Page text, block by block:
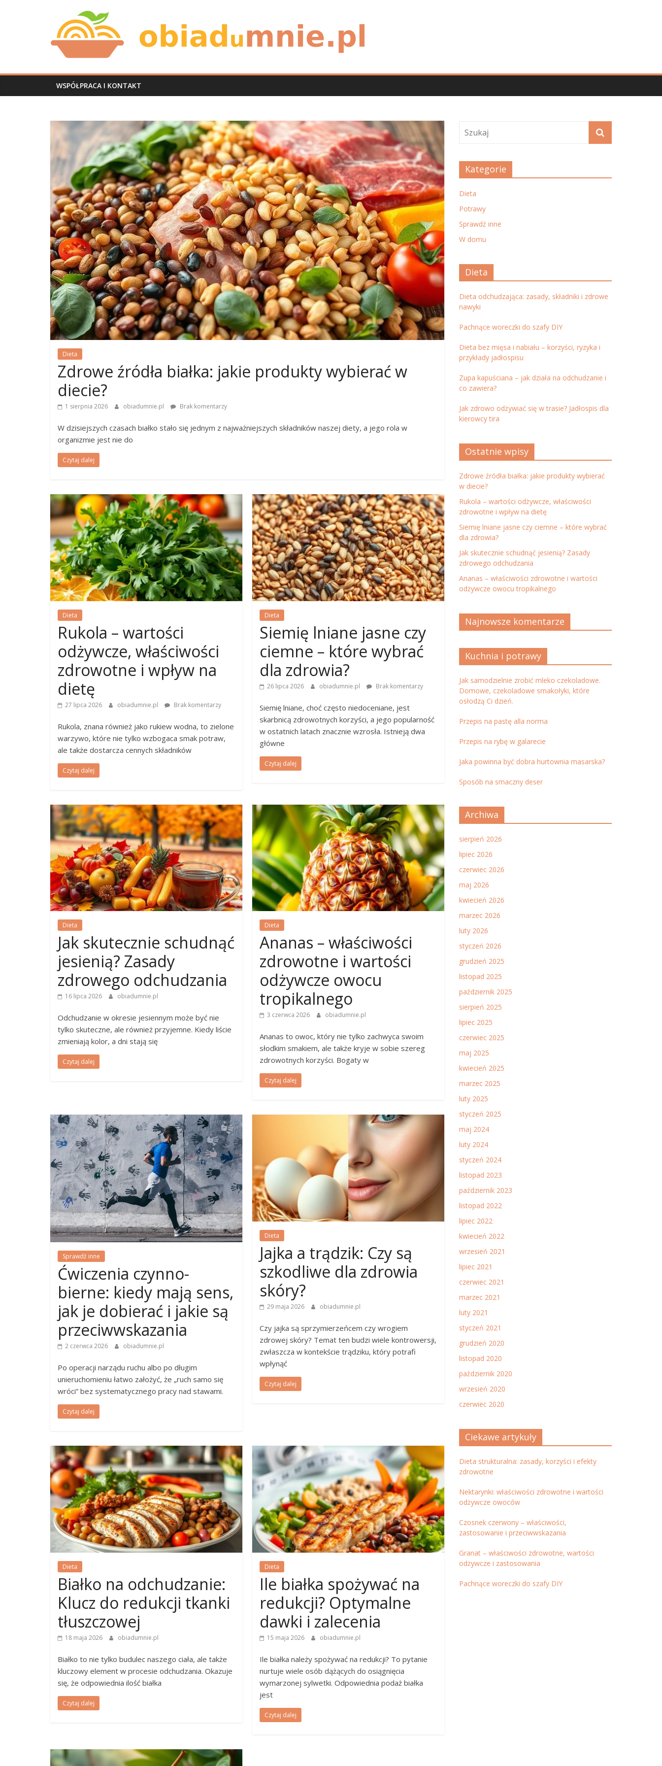
Obiad
u
mnie
WSPÓŁPRACA I KONTAKT
Dieta
Zdrowe źródła białka: jakie produkty wybierać w
diecie?
1 sierpnia 2026 obiadumnie.pl Brak komentarzy
W dzisiejszych czasach białko stało się jednym z najważniejszych składników naszej diety, a jego rola w
organizmie jest nie do
Czytaj dalej
Dieta
Rukola – wartości
odżywcze, właściwości
zdrowotne i wpływ na
dietę
27 lipca 2026 obiadumnie.pl Brak komentarzy
Rukola, znana również jako rukiew wodna, to zielone
warzywo, które nie tylko wzbogaca smak potraw,
ale także dostarcza cennych składników
Czytaj dalej
Dieta
Siemię lniane jasne czy
ciemne – które wybrać
dla zdrowia?
26 lipca 2026 obiadumnie.pl Brak komentarzy
Siemię lniane, choć często niedoceniane, jest
skarbnicą zdrowotnych korzyści, a jego popularność
w ostatnich latach znacznie wzrosła. Istnieją dwa
główne
Czytaj dalej
Dieta
Jak skutecznie schudnąć
jesienią? Zasady
zdrowego odchudzania
16 lipca 2026 obiadumnie.pl
Odchudzanie w okresie jesiennym może być nie
tylko skuteczne, ale również przyjemne. Kiedy liście
zmieniają kolor, a dni stają się
Czytaj dalej
Dieta
Ananas – właściwości
zdrowotne i wartości
odżywcze owocu
tropikalnego
3 czerwca 2026 obiadumnie.pl
Ananas to owoc, który nie tylko zachwyca swoim
słodkim smakiem, ale także kryje w sobie szereg
zdrowotnych korzyści. Bogaty w
Czytaj dalej
Sprawdź inne
Ćwiczenia czynno-
bierne: kiedy mają sens,
jak je dobierać i jakie są
przeciwwskazania
2 czerwca 2026 obiadumnie.pl
Po operacji narządu ruchu albo po długim
unieruchomieniu łatwo założyć, że „ruch samo się
wróci” bez systematycznego pracy nad stawami.
Czytaj dalej
Dieta
Jajka a trądzik: Czy są
szkodliwe dla zdrowia
skóry?
29 maja 2026 obiadumnie.pl
Czy jajka są sprzymierzeńcem czy wrogiem
zdrowej skóry? Temat ten budzi wiele kontrowersji,
zwłaszcza w kontekście trądziku, który potrafi
wpłynąć
Czytaj dalej
Dieta
Białko na odchudzanie:
Klucz do redukcji tkanki
tłuszczowej
18 maja 2026 obiadumnie.pl
Białko to nie tylko budulec naszego ciała, ale także
kluczowy element w procesie odchudzania. Okazuje
się, że odpowiednia ilość białka
Czytaj dalej
Dieta
Ile białka spożywać na
redukcji? Optymalne
dawki i zalecenia
15 maja 2026 obiadumnie.pl
Ile białka należy spożywać na redukcji? To pytanie
nurtuje wiele osób dążących do osiągnięcia
wymarzonej sylwetki. Odpowiednia podaż białka
jest
Czytaj dalej
Kategorie
Dieta
Potrawy
Sprawdź inne
W domu
Dieta
Dieta odchudzająca: zasady, składniki i zdrowe
nawyki
Pachnące woreczki do szafy DIY
Dieta bez mięsa i nabiału – korzyści, ryzyka i
przykłady jadłospisu
Zupa kapuściana – jak działa na odchudzanie i
co zawiera?
Jak zdrowo odżywiać się w trasie? Jadłospis dla
kierowcy tira
Ostatnie wpisy
Zdrowe źródła białka: jakie produkty wybierać
w diecie?
Rukola – wartości odżywcze, właściwości
zdrowotne i wpływ na dietę
Siemię lniane jasne czy ciemne – które wybrać
dla zdrowia?
Jak skutecznie schudnąć jesienią? Zasady
zdrowego odchudzania
Ananas – właściwości zdrowotne i wartości
odżywcze owocu tropikalnego
Najnowsze komentarze
Kuchnia i potrawy
Jak samodzielnie zrobić mleko czekoladowe.
Domowe, czekoladowe smakołyki, które
osłodzą Ci dzień.
Przepis na pastę alla norma
Przepis na rybę w galarecie
Jaka powinna być dobra hurtownia masarska?
Sposób na smaczny deser
Archiwa
sierpień 2026
lipiec 2026
czerwiec 2026
maj 2026
kwiecień 2026
marzec 2026
luty 2026
styczeń 2026
grudzień 2025
listopad 2025
październik 2025
sierpień 2025
lipiec 2025
czerwiec 2025
maj 2025
kwiecień 2025
marzec 2025
luty 2025
styczeń 2025
maj 2024
luty 2024
styczeń 2024
listopad 2023
październik 2023
listopad 2022
lipiec 2022
kwiecień 2022
wrzesień 2021
lipiec 2021
czerwiec 2021
marzec 2021
luty 2021
styczeń 2021
grudzień 2020
listopad 2020
październik 2020
wrzesień 2020
czerwiec 2020
Ciekawe artykuły
Dieta strukturalna: zasady, korzyści i efekty
zdrowotne
Nektarynki: właściwości zdrowotne i wartości
odżywcze owoców
Czosnek czerwony – właściwości,
zastosowanie i przeciwwskazania
Granat – właściwości zdrowotne, wartości
odżywcze i zastosowania
Pachnące woreczki do szafy DIY